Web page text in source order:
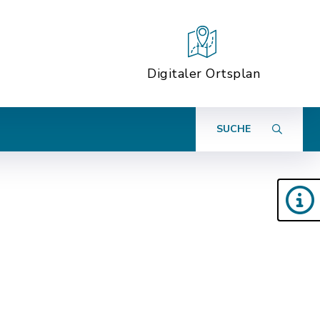
Digitaler Ortsplan
SUCHE